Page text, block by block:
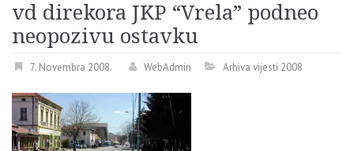
vd direkora JKP “Vrela” podneo
neopozivu ostavku
7. Novembra 2008. WebAdmin Arhiva vijesti 2008